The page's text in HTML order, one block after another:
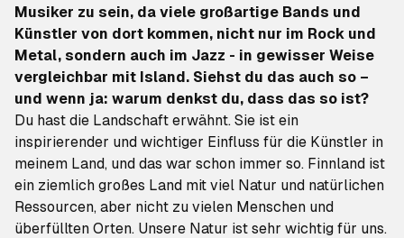
Musiker zu sein, da viele großartige Bands und
Künstler von dort kommen, nicht nur im Rock und
Metal, sondern auch im Jazz - in gewisser Weise
vergleichbar mit Island. Siehst du das auch so –
und wenn ja: warum denkst du, dass das so ist?
Du hast die Landschaft erwähnt. Sie ist ein
inspirierender und wichtiger Einfluss für die Künstler in
meinem Land, und das war schon immer so. Finnland ist
ein ziemlich großes Land mit viel Natur und natürlichen
Ressourcen, aber nicht zu vielen Menschen und
überfüllten Orten. Unsere Natur ist sehr wichtig für uns.